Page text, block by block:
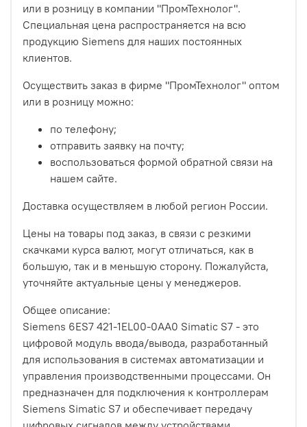
или в розницу в компании "ПромТехнолог".
Специальная цена распространяется на всю
продукцию Siemens для наших постоянных
клиентов.
Осуществить заказ в фирме "ПромТехнолог" оптом
или в розницу можно:
по телефону;
отправить заявку на почту;
воспользоваться формой обратной связи на
нашем сайте.
Доставка осуществляем в любой регион России.
Цены на товары под заказ, в связи с резкими
скачками курса валют, могут отличаться, как в
большую, так и в меньшую сторону. Пожалуйста,
уточняйте актуальные цены у менеджеров.
Общее описание:
Siemens 6ES7 421-1EL00-0AA0 Simatic S7 - это
цифровой модуль ввода/вывода, разработанный
для использования в системах автоматизации и
управления производственными процессами. Он
предназначен для подключения к контроллерам
Siemens Simatic S7 и обеспечивает передачу